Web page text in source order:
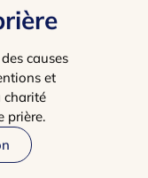
causes
et
charité
prière.